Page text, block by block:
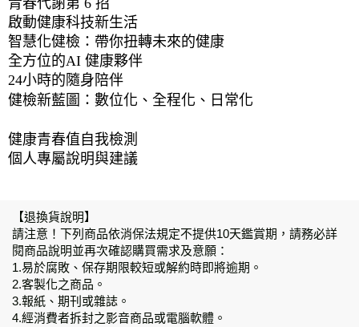
啟動健康科技新生活
智慧化健檢：帶你扭轉未來的健康
全方位的AI 健康夥伴
24小時的隨身陪伴
健檢新藍圖：數位化、全程化、日常化
健康青春值自我檢測
個人專屬說明與建議
【退換貨說明】
請注意！下列商品依消保法規定不提供10天鑑賞期，請務必詳
閱商品說明並再次確認購買需求及意願：
1.易於腐敗、保存期限較短或解約時即將逾期。
2.客製化之商品。
3.報紙、期刊或雜誌。
4.經消費者拆封之影音商品或電腦軟體。